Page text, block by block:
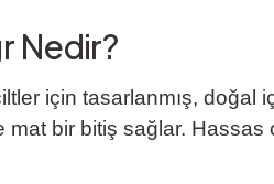
Nedir?
için tasarlanmış, doğal
mat bir bitiş sağlar.